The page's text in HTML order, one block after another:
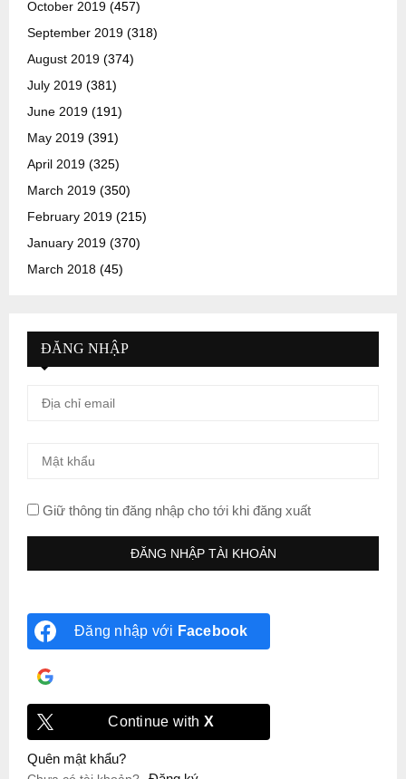
October 2019 (457)
September 2019 (318)
August 2019 (374)
July 2019 (381)
June 2019 (191)
May 2019 (391)
April 2019 (325)
March 2019 (350)
February 2019 (215)
January 2019 (370)
March 2018 (45)
ĐĂNG NHẬP
Giữ thông tin đăng nhập cho tới khi đăng xuất
Đăng nhập với Facebook
Continue with X
Quên mật khẩu?